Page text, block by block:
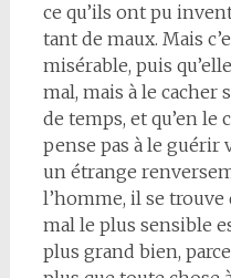
ce qu’ils ont pu
tant de maux. Mais
misérable, puis
mal, mais à le
de temps, et qu’en le
pense pas à le guérir
un étrange
l’homme, il se trouve
mal le plus sensible
plus grand bien,